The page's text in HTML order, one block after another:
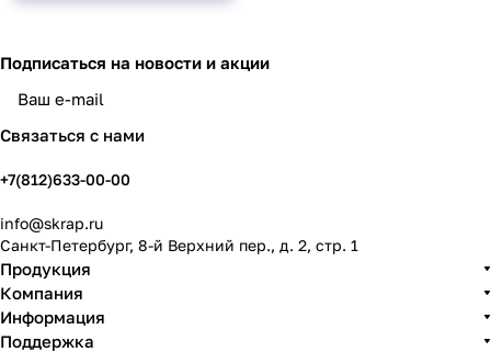
Подписаться на новости и акции
Связаться с нами
+7(812)633-00-00
info@skrap.ru
Санкт-Петербург, 8-й Верхний пер., д. 2, стр. 1
Продукция
Компания
Информация
Поддержка